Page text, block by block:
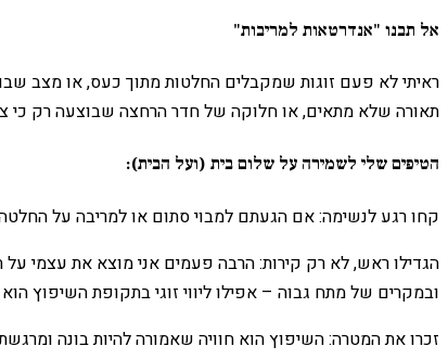
אל תבנו "אנדרטאות למריבות"
ראיתי לא פעם זוגות שמקבלים החלטות מתוך כעס, או מצב
תאורה שלא מתאים, או חלוקה של חדר הרחצה שבוצעה רק כי
הטיפים שלי לשמירה על שלום בית (ועל הבית):
קחו רגע לנשימה: אם הגעתם למבוי סתום או למריבה על
הגדילו ראש, לא רק קירות: הרבה פעמים אני מוצא את עצמי
ובמקרים של מתח גבוה – אפילו ליווי זוגי בתקופת
זכרו את המטרה: השיפוץ הוא חוויה שאמורה להיות בונה